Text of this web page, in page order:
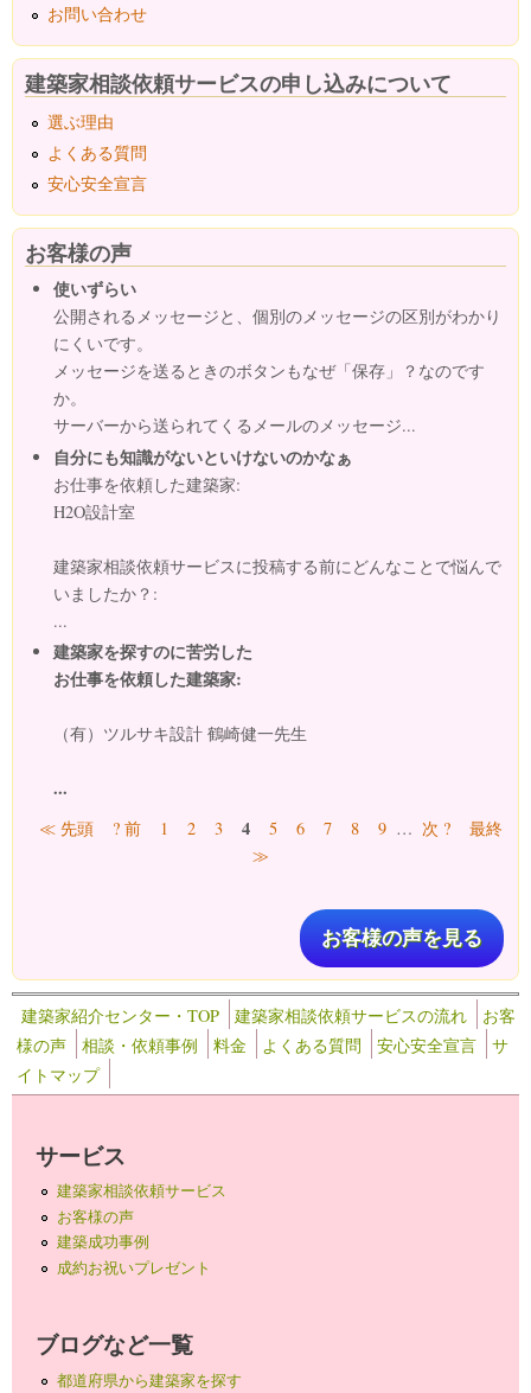
お問い合わせ
建築家相談依頼サービスの申し込みについて
選ぶ理由
よくある質問
安心安全宣言
お客様の声
使いずらい
公開されるメッセージと、個別のメッセージの区別がわかり
にくいです。
メッセージを送るときのボタンもなぜ「保存」？なのです
か。
サーバーから送られてくるメールのメッセージ...
自分にも知識がないといけないのかなぁ
お仕事を依頼した建築家:
H2O設計室
建築家相談依頼サービスに投稿する前にどんなことで悩んで
いましたか？:
...
建築家を探すのに苦労した
お仕事を依頼した建築家:
（有）ツルサキ設計 鶴崎健一先生
...
ページ
≪ 先頭 ? 前 1 2 3 4 5 6 7 8 9 … 次 ?
最終
≫
お客様の声を見る
建築家紹介センター・TOP 建築家相談依頼サービスの流れ
お客
様の声
相談・依頼事例 料金 よくある質問 安心安全宣言
サ
イトマップ
サービス
建築家相談依頼サービス
お客様の声
建築成功事例
成約お祝いプレゼント
ブログなど一覧
都道府県から建築家を探す